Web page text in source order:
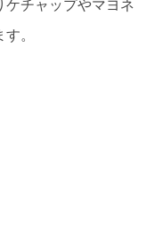
ケチャップやマヨネ
。